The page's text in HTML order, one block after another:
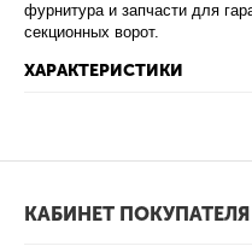
фурнитура и запчасти для
секционных ворот.
ХАРАКТЕРИСТИКИ
КАБИНЕТ ПОКУПАТЕЛЯ